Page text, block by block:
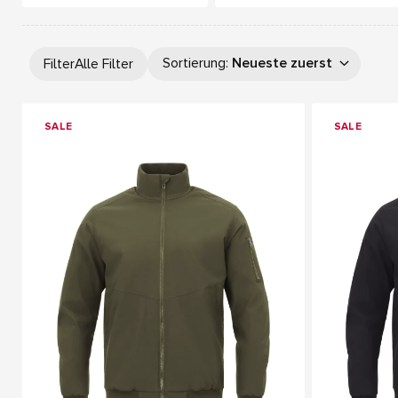
FilterAlle Filter Sortierung: Neueste zuerst
SALE SALE